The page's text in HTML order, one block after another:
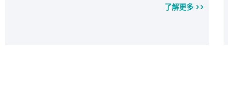
了解更多 >>